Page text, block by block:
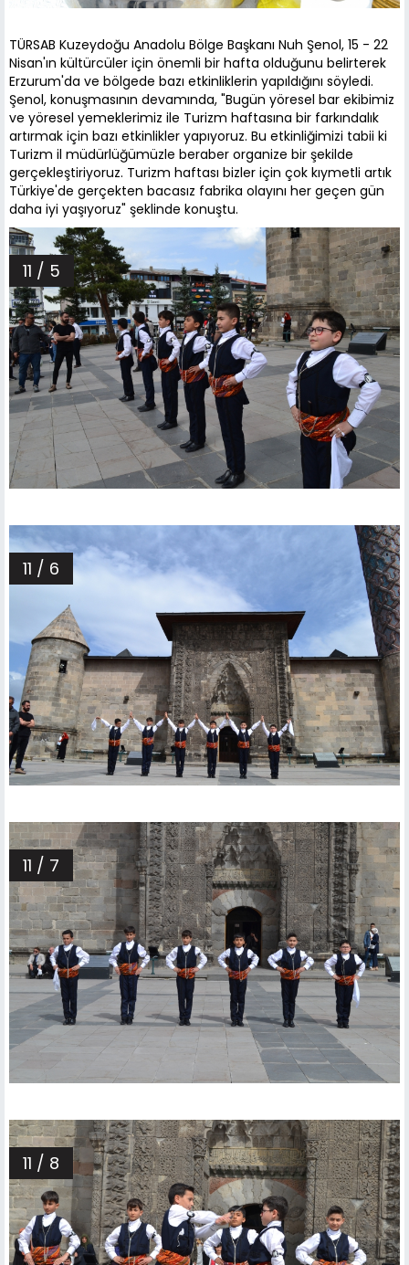
TÜRSAB Kuzeydoğu Anadolu Bölge Başkanı Nuh Şenol, 15 - 22
Nisan'ın kültürcüler için önemli bir hafta olduğunu belirterek
Erzurum'da ve bölgede bazı etkinliklerin yapıldığını söyledi.
Şenol, konuşmasının devamında, "Bugün yöresel bar ekibimiz
ve yöresel yemeklerimiz ile Turizm haftasına bir farkındalık
artırmak için bazı etkinlikler yapıyoruz. Bu etkinliğimizi tabii ki
Turizm il müdürlüğümüzle beraber organize bir şekilde
gerçekleştiriyoruz. Turizm haftası bizler için çok kıymetli artık
Türkiye'de gerçekten bacasız fabrika olayını her geçen gün
daha iyi yaşıyoruz" şeklinde konuştu.
11 / 5
11 / 6
11 / 7
11 / 8